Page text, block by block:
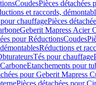
CoudesPièces détachées
et raccords,
chauffagePièces
Geberit Mapress Acier
pour RéductionsCoudes
Réductions et
Tés pour chauffage
Etanchements pour
pour Geberit Mapress
Pièces détachées pour